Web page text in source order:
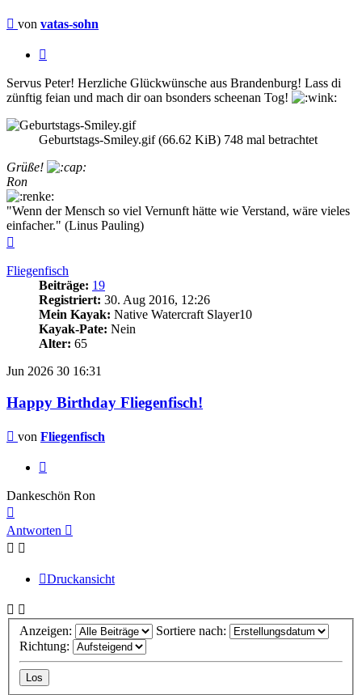
Beitrag
von vatas-sohn
Servus Peter! Herzliche Glückwünsche aus Brandenburg! Lass di
zünftig feian und mach dir oan bsonders scheenan Tog!
Geburtstags-Smiley.gif (66.62 KiB) 748 mal betrachtet
Grüße!
Ron
"Wenn der Mensch so viel Vernunft hätte wie Verstand, wäre vieles
einfacher." (Linus Pauling)
Fliegenfisch
Beiträge: 19
Registriert: 30. Aug 2016, 12:26
Mein Kayak: Native Watercraft Slayer10
Kayak-Pate: Nein
Alter: 65
Jun 2026 30 16:31
Happy Birthday Fliegenfisch!
Beitrag
von Fliegenfisch
Dankeschön Ron
oben
Antworten
Druckansicht
Anzeigen:
Sortiere nach:
Richtung: